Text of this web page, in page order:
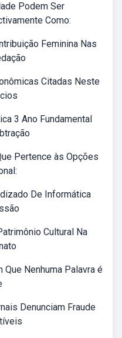
Podem Ser
Como:
Feminina Nas
Citadas Neste
3 Ano Fundamental
Pertence às Opções
De Informática
Cultural Na
Que Nenhuma Palavra é
Denunciam Fraude